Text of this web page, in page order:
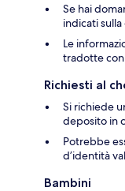
Se hai
indicati
Le
tradotte
Richiesti al
Si richiede
deposito in
Potrebbe
d’identità
Bambini